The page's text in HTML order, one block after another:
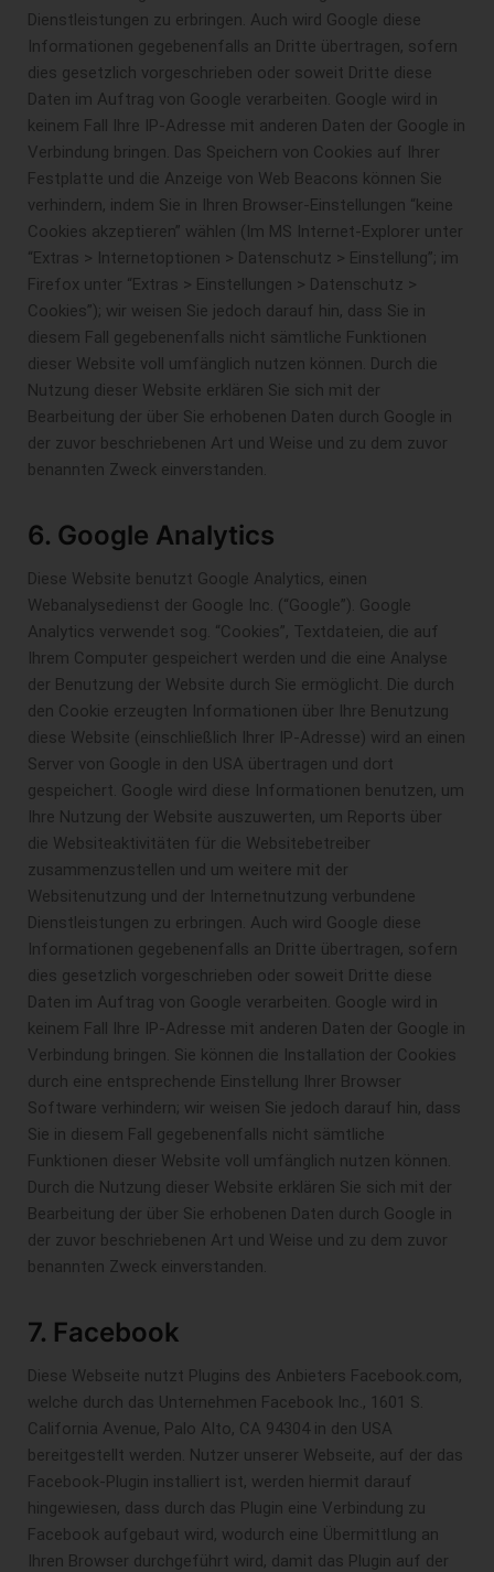
Dienstleistungen zu erbringen. Auch wird Google diese
Informationen gegebenenfalls an Dritte übertragen, sofern
dies gesetzlich vorgeschrieben oder soweit Dritte diese
Daten im Auftrag von Google verarbeiten. Google wird in
keinem Fall Ihre IP-Adresse mit anderen Daten der Google in
Verbindung bringen. Das Speichern von Cookies auf Ihrer
Festplatte und die Anzeige von Web Beacons können Sie
verhindern, indem Sie in Ihren Browser-Einstellungen “keine
Cookies akzeptieren” wählen (Im MS Internet-Explorer unter
“Extras > Internetoptionen > Datenschutz > Einstellung”; im
Firefox unter “Extras > Einstellungen > Datenschutz >
Cookies”); wir weisen Sie jedoch darauf hin, dass Sie in
diesem Fall gegebenenfalls nicht sämtliche Funktionen
dieser Website voll umfänglich nutzen können. Durch die
Nutzung dieser Website erklären Sie sich mit der
Bearbeitung der über Sie erhobenen Daten durch Google in
der zuvor beschriebenen Art und Weise und zu dem zuvor
benannten Zweck einverstanden.
6. Google Analytics
Diese Website benutzt Google Analytics, einen
Webanalysedienst der Google Inc. (“Google”). Google
Analytics verwendet sog. “Cookies”, Textdateien, die auf
Ihrem Computer gespeichert werden und die eine Analyse
der Benutzung der Website durch Sie ermöglicht. Die durch
den Cookie erzeugten Informationen über Ihre Benutzung
diese Website (einschließlich Ihrer IP-Adresse) wird an einen
Server von Google in den USA übertragen und dort
gespeichert. Google wird diese Informationen benutzen, um
Ihre Nutzung der Website auszuwerten, um Reports über
die Websiteaktivitäten für die Websitebetreiber
zusammenzustellen und um weitere mit der
Websitenutzung und der Internetnutzung verbundene
Dienstleistungen zu erbringen. Auch wird Google diese
Informationen gegebenenfalls an Dritte übertragen, sofern
dies gesetzlich vorgeschrieben oder soweit Dritte diese
Daten im Auftrag von Google verarbeiten. Google wird in
keinem Fall Ihre IP-Adresse mit anderen Daten der Google in
Verbindung bringen. Sie können die Installation der Cookies
durch eine entsprechende Einstellung Ihrer Browser
Software verhindern; wir weisen Sie jedoch darauf hin, dass
Sie in diesem Fall gegebenenfalls nicht sämtliche
Funktionen dieser Website voll umfänglich nutzen können.
Durch die Nutzung dieser Website erklären Sie sich mit der
Bearbeitung der über Sie erhobenen Daten durch Google in
der zuvor beschriebenen Art und Weise und zu dem zuvor
benannten Zweck einverstanden.
7. Facebook
Diese Webseite nutzt Plugins des Anbieters Facebook.com,
welche durch das Unternehmen Facebook Inc., 1601 S.
California Avenue, Palo Alto, CA 94304 in den USA
bereitgestellt werden. Nutzer unserer Webseite, auf der das
Facebook-Plugin installiert ist, werden hiermit darauf
hingewiesen, dass durch das Plugin eine Verbindung zu
Facebook aufgebaut wird, wodurch eine Übermittlung an
Ihren Browser durchgeführt wird, damit das Plugin auf der